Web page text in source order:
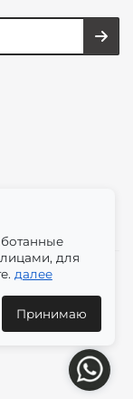
plus size.
для
далее
Принимаю